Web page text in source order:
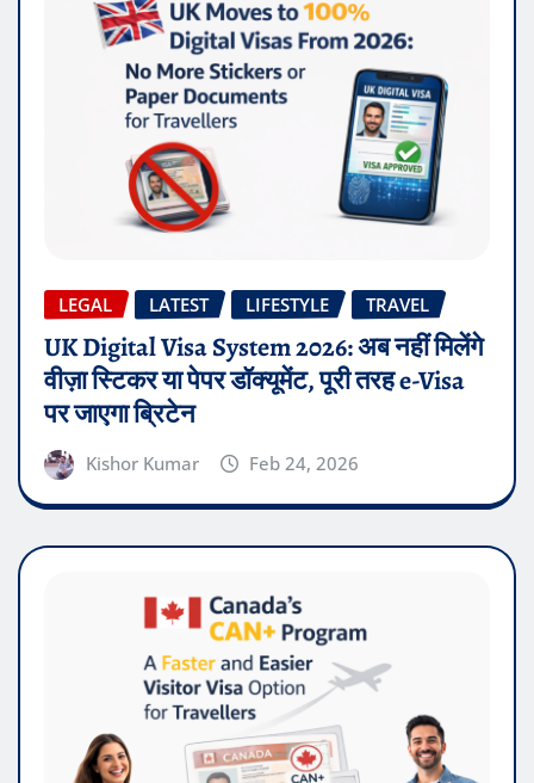
LEGAL LATEST LIFESTYLE TRAVEL
UK Digital Visa System 2026: अब नहीं मिलेंगे
वीज़ा स्टिकर या पेपर डॉक्यूमेंट, पूरी तरह e-Visa
पर जाएगा ब्रिटेन
Kishor Kumar Feb 24, 2026